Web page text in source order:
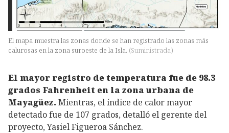
El mapa muestra las zonas donde se han registrado las zonas más
calurosas en la zona suroeste de la Isla. (Suministrada)
El mayor registro de temperatura fue de 98.3
grados Fahrenheit en la zona urbana de
Mayagüez. Mientras, el índice de calor mayor
detectado fue de 107 grados, detalló el gerente del
proyecto, Yasiel Figueroa Sánchez.